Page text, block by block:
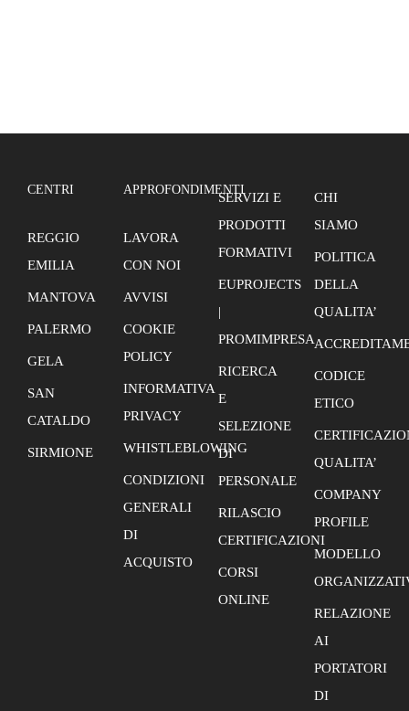
CENTRI
REGGIO
EMILIA
MANTOVA
PALERMO
GELA
SAN
CATALDO
SIRMIONE
APPROFONDIMENTI
LAVORA
CON NOI
AVVISI
COOKIE
POLICY
INFORMATIVA
PRIVACY
WHISTLEBLOWING
CONDIZIONI
GENERALI
DI
ACQUISTO
SERVIZI E
PRODOTTI
FORMATIVI
EUPROJECTS
|
PROMIMPRESA
RICERCA
E
SELEZIONE
DI
PERSONALE
RILASCIO
CERTIFICAZIONI
CORSI
ONLINE
CHI
SIAMO
POLITICA
DELLA
QUALITA’
CODICE
ETICO
QUALITA’
COMPANY
PROFILE
MODELLO
RELAZIONE
AI
PORTATORI
DI